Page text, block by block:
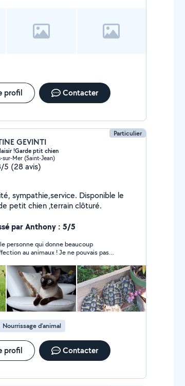
profil Contacter
Particulier
GEVINTI
!Garde ptit chien
sur-Mer (Saint-Jean)
5 (28 avis)
sympathie,service. Disponible le
petit chien ,terrain clôturé.
par Anthony : 5/5
personne qui donne beaucoup
au animaux ! Je ne pouvais pas
pour la garde de mon petit chat
que satisfait !! Je recommande Martine
merci beaucoup ☺️
Nourrissage d'animal
profil Contacter